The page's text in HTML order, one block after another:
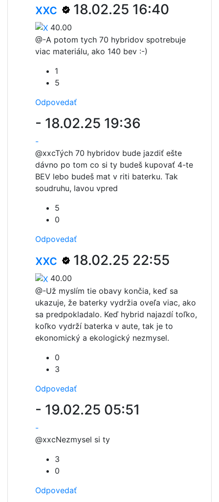
xxc 18.02.25 16:40
40.00
@-A potom tych 70 hybridov spotrebuje
viac materiálu, ako 140 bev :-)
1
5
Odpovedať
- 18.02.25 19:36
-
@xxcTých 70 hybridov bude jazdiť ešte
dávno po tom co si ty budeš kupovať 4-te
BEV lebo budeš mat v riti baterku. Tak
soudruhu, lavou vpred
5
0
Odpovedať
xxc 18.02.25 22:55
40.00
@-Už myslím tie obavy končia, keď sa
ukazuje, že baterky vydržia oveľa viac, ako
sa predpokladalo. Keď hybrid najazdí toľko,
koľko vydrží baterka v aute, tak je to
ekonomický a ekologický nezmysel.
0
3
Odpovedať
- 19.02.25 05:51
-
@xxcNezmysel si ty
3
0
Odpovedať